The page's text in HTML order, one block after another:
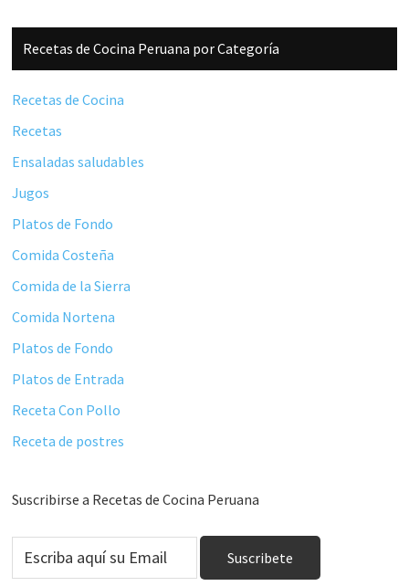
Barra
lateral
principal
Recetas de Cocina Peruana por Categoría
Recetas de Cocina
Recetas
Ensaladas saludables
Jugos
Platos de Fondo
Comida Costeña
Comida de la Sierra
Comida Nortena
Platos de Fondo
Platos de Entrada
Receta Con Pollo
Receta de postres
Suscribirse a Recetas de Cocina Peruana